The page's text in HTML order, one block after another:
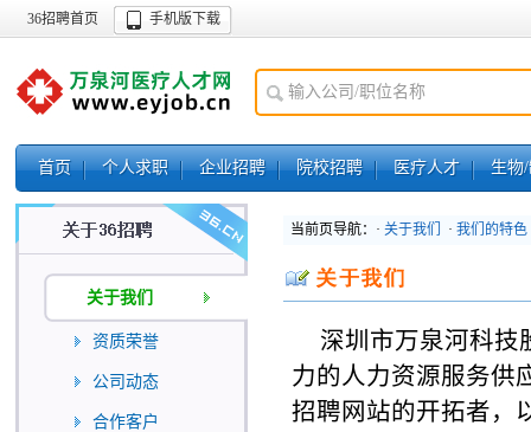
36招聘首页 手机版下载
首页 个人求职 企业招聘 院校招聘 医疗人才 生物
关于我们
资质荣誉
公司动态
合作客户
当前页导航：· 关于我们 · 我们的特色
深圳市万泉河科技
力的人力资源服务供
招聘网站的开拓者，